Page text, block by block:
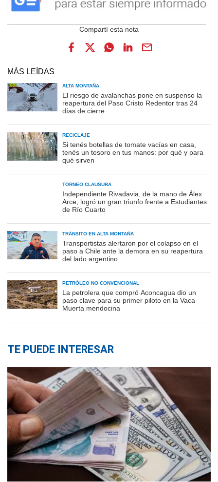
MÁS LEÍDAS
ALTA MONTAÑA
El riesgo de avalanchas pone en suspenso la
reapertura del Paso Cristo Redentor tras 24
días de cierre
RECICLAJE
Si tenés botellas de tomate vacías en casa,
tenés un tesoro en tus manos: por qué y para
qué sirven
TORNEO CLAUSURA
Independiente Rivadavia, de la mano de Álex
Arce, logró un gran triunfo frente a Estudiantes
de Río Cuarto
TRÁNSITO EN ALTA MONTAÑA
Transportistas alertaron por el colapso en el
paso a Chile ante la demora en su reapertura
del lado argentino
PETRÓLEO NO CONVENCIONAL
La petrolera que compró Aconcagua dio un
paso clave para su primer piloto en la Vaca
Muerta mendocina
TE PUEDE INTERESAR